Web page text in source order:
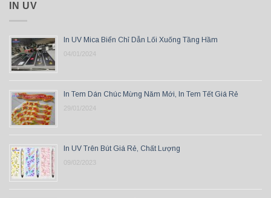
IN UV
In UV Mica Biển Chỉ Dẫn Lối Xuống Tầng Hầm
04/01/2024
In Tem Dán Chúc Mừng Năm Mới, In Tem Tết Giá Rẻ
29/01/2024
In UV Trên Bút Giá Rẻ, Chất Lượng
09/02/2023